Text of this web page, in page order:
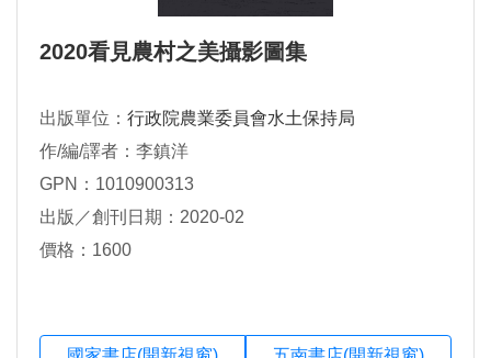
2020看見農村之美攝影圖集
出版單位： 行政院農業委員會水土保持局
作/編/譯者：李鎮洋
GPN：1010900313
出版／創刊日期：2020-02
價格：1600